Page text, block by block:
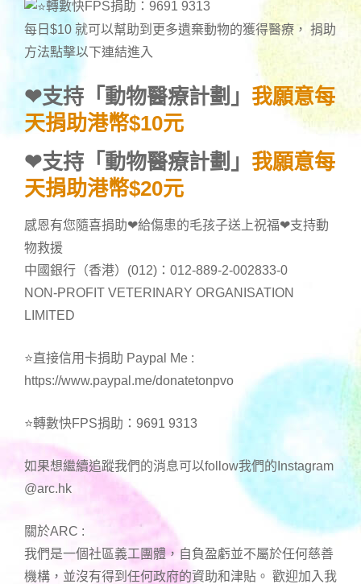
轉數快FPS捐助：9691 9313
每日$10 就可以幫助到更多遺棄動物的獲得醫療， 捐助
方法點擊以下連結進入
❤支持「動物醫療計劃」 我願意每
天捐助港幣$10元
❤支持「動物醫療計劃」 我願意每
天捐助港幣$20元
感恩有您隨喜捐助❤給傷患的毛孩子送上祝福❤支持動
物救援
中國銀行（香港）(012)：012-889-2-002833-0
NON-PROFIT VETERINARY ORGANISATION
LIMITED
⭐直接信用卡捐助 Paypal Me :
https://www.paypal.me/donatetonpvo
⭐轉數快FPS捐助：9691 9313
如果想繼續追蹤我們的消息可以follow我們的Instagram
@arc.hk
關於ARC :
我們是一個社區義工團體，自負盈虧並不屬於任何慈善
機構，並沒有得到任何政府的資助和津貼。 歡迎加入我